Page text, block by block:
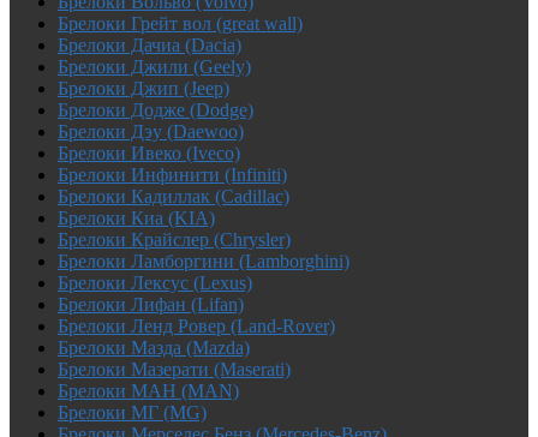
Брелоки Грейт вол (great wall)
Брелоки Дачиа (Dacia)
Брелоки Джили (Geely)
Брелоки Джип (Jeep)
Брелоки Додже (Dodge)
Брелоки Дэу (Daewoo)
Брелоки Ивеко (Iveco)
Брелоки Инфинити (Infiniti)
Брелоки Кадиллак (Cadillac)
Брелоки Киа (KIA)
Брелоки Крайслер (Chrysler)
Брелоки Ламборгини (Lamborghini)
Брелоки Лексус (Lexus)
Брелоки Лифан (Lifan)
Брелоки Ленд Ровер (Land-Rover)
Брелоки Мазда (Mazda)
Брелоки Мазерати (Maserati)
Брелоки МАН (MAN)
Брелоки МГ (MG)